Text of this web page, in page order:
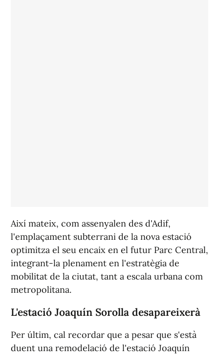
Així mateix, com assenyalen des d'Adif,
l'emplaçament subterrani de la nova estació
optimitza el seu encaix en el futur Parc Central,
integrant-la plenament en l'estratègia de
mobilitat de la ciutat, tant a escala urbana com
metropolitana.
L'estació Joaquín Sorolla desapareixerà
Per últim, cal recordar que a pesar que s'està
duent una remodelació de l'estació Joaquín